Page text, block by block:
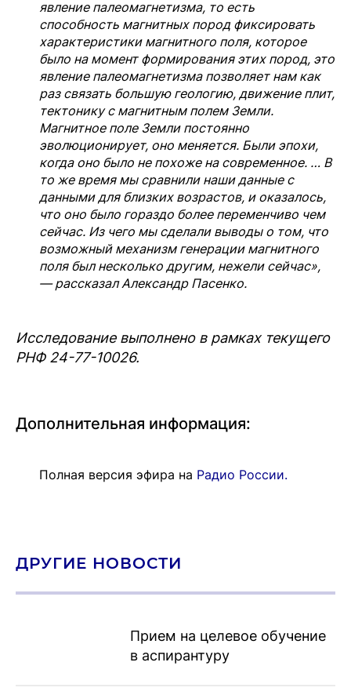
явление палеомагнетизма, то есть
способность магнитных пород фиксировать
характеристики магнитного поля, которое
было на момент формирования этих пород, это
явление палеомагнетизма позволяет нам как
раз связать большую геологию, движение плит,
тектонику с магнитным полем Земли.
Магнитное поле Земли постоянно
эволюционирует, оно меняется. Были эпохи,
когда оно было не похоже на современное. … В
то же время мы сравнили наши данные с
данными для близких возрастов, и оказалось,
что оно было гораздо более переменчиво чем
сейчас. Из чего мы сделали выводы о том, что
возможный механизм генерации магнитного
поля был несколько другим, нежели сейчас»,
— рассказал Александр Пасенко.
Исследование выполнено в рамках текущего
РНФ 24-77-10026.
Дополнительная информация:
Полная версия эфира на Радио России.
ДРУГИЕ НОВОСТИ
Прием на целевое обучение
в аспирантуру